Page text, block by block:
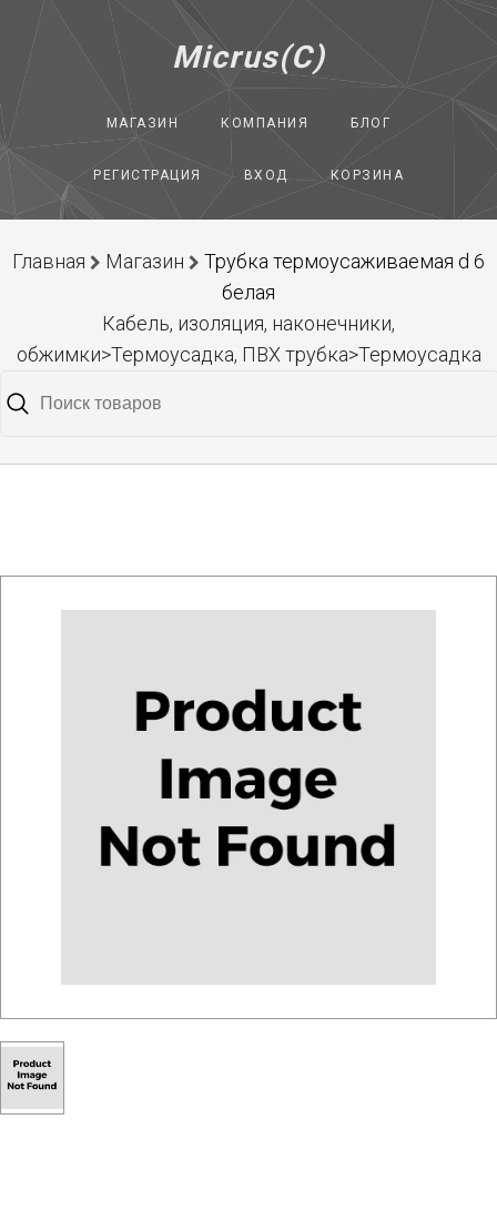
Micrus(C)
МАГАЗИН КОМПАНИЯ БЛОГ
РЕГИСТРАЦИЯ ВХОД КОРЗИНА
Главная Магазин
Трубка термоусаживаемая d 6
белая
Кабель, изоляция, наконечники,
обжимки>Термоусадка, ПВХ трубка>Термоусадка